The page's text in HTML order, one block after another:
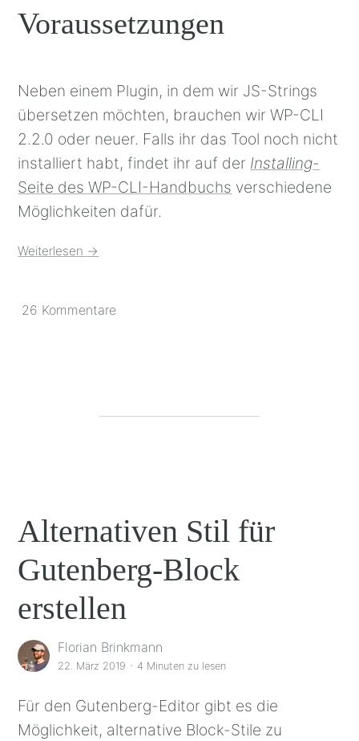
Voraussetzungen
Neben einem Plugin, in dem wir JS-Strings
übersetzen möchten, brauchen wir WP-CLI
2.2.0 oder neuer. Falls ihr das Tool noch nicht
installiert habt, findet ihr auf der Installing-
Seite des WP-CLI-Handbuchs verschiedene
Möglichkeiten dafür.
Weiterlesen →
26 Kommentare
Alternativen Stil für
Gutenberg-Block
erstellen
Florian Brinkmann
22. März 2019 · 4 Minuten zu lesen
Für den Gutenberg-Editor gibt es die
Möglichkeit, alternative Block-Stile zu